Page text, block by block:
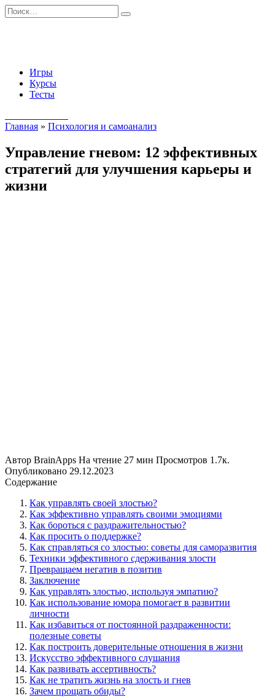
Перейти
к
Search
for:
Игры
Курсы
Тесты
Главная » Психология и самоанализ
Управление гневом: 12 эффективных
стратегий для улучшения карьеры и
жизни
Автор BrainApps На чтение 27 мин Просмотров 1.7к.
Опубликовано 29.12.2023
Содержание
Как управлять своей злостью?
Как эффективно управлять своими эмоциями
Как бороться с раздражительностью?
Как просить о поддержке?
Как справляться со злостью: советы для саморазвития
Техники эффективного сдерживания злости
Превращаем негатив в позитив
Заключение
Как управлять злостью, используя эмпатию?
Как использование юмора помогает в развитии
личности
Как избавиться от постоянной раздраженности:
полезные советы
Как построить доверительные отношения в жизни
Искусство эффективного слушания
Как развивать ассертивность?
Как не тратить жизнь на злость и гнев
Зачем прощать обиды?